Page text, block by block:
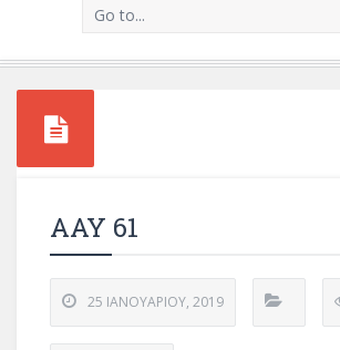
Go to...
ΑΑΥ 61
25 ΙΑΝΟΥΑΡΊΟΥ, 2019